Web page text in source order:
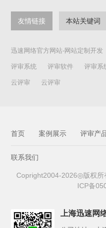
友情链接 本站关键词
迅速网络官方网站-网站定制开发
评审系统 评审软件 评审系
云评审 云评审
首页 案例展示 评审产
联系我们
Copright2004-2026◎版权所
ICP备
上海迅速网